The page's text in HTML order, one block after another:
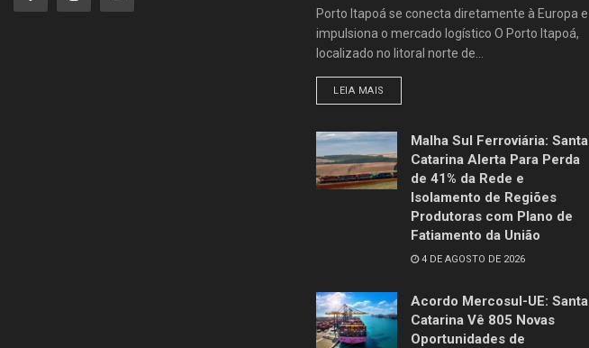
Porto Itapoá se conecta diretamente à Europa e
impulsiona o mercado logístico O Porto Itapoá,
localizado no litoral norte de...
LEIA MAIS
Malha Sul Ferroviária: Santa
Catarina Alerta Para Perda
de 41% da Rede e
Isolamento de Regiões
Produtoras com Plano de
Fatiamento da União
4 DE AGOSTO DE 2026
Acordo Mercosul-UE: Santa
Catarina Vê 805 Novas
Oportunidades de